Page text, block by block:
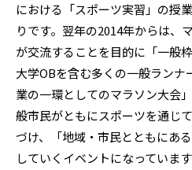
における「スポーツ実習」の授
りです。翌年の2014年からは、
が交流することを目的に「一般
大学OBを含む多くの一般ランナ
業の一環としてのマラソン大会
般市民がともにスポーツを通じ
づけ、「地域・市民とともにあ
していくイベントになっていま